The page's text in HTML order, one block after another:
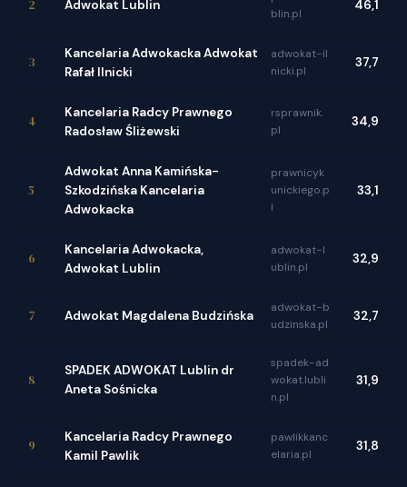
2 Adwokat Lublin
blin.pl
46,1
3
Kancelaria Adwokacka Adwokat
Rafał Ilnicki
adwokat-il
nicki.pl
37,7
4
Kancelaria Radcy Prawnego
Radosław Śliżewski
rsprawnik.
pl
34,9
5
Adwokat Anna Kamińska-
Szkodzińska Kancelaria
Adwokacka
prawnicyk
unickiego.p
l
33,1
6
Kancelaria Adwokacka,
Adwokat Lublin
adwokat-l
ublin.pl
32,9
7 Adwokat Magdalena Budzińska
adwokat-b
udzinska.pl
32,7
8
SPADEK ADWOKAT Lublin dr
Aneta Sośnicka
spadek-ad
wokat.lubli
n.pl
31,9
9
Kancelaria Radcy Prawnego
Kamil Pawlik
pawlikkanc
elaria.pl
31,8